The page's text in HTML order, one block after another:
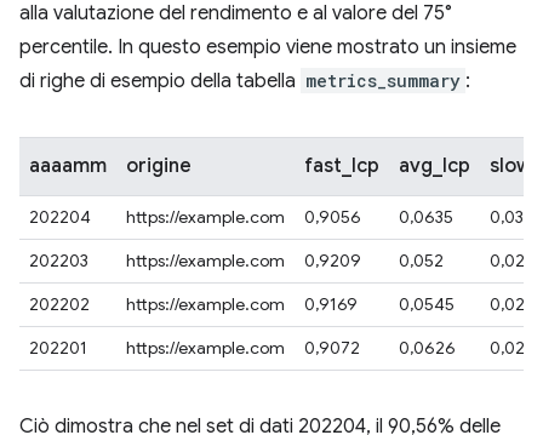
alla valutazione del rendimento e al valore del 75°
percentile. In questo esempio viene mostrato un insieme
di righe di esempio della tabella metrics_summary :
aaaamm origine fast_lcp avg_lcp
202204 https://example.com 0,9056 0,0635
0,0301
202203
https://example.com 0,9209 0,052
0,0274
202202
https://example.com 0,9169 0,0545
202201
https://example.com 0,9072 0,0626
Ciò dimostra che nel set di dati 202204, il 90,56% delle